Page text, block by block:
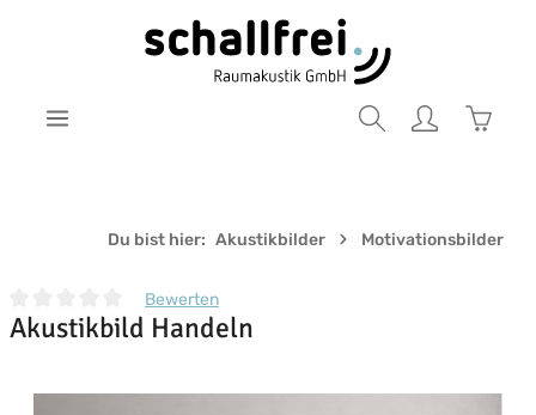
Zum Hauptinhalt springen
Du bist hier: Akustikbilder Motivationsbilder
Durchschnittliche Bewertung von 0 von 5 Sternen
Bewerten
Akustikbild Handeln